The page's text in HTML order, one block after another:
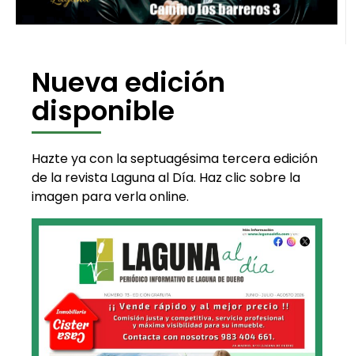
Nueva edición
disponible
Hazte ya con la septuagésima tercera edición
de la revista Laguna al Día. Haz clic sobre la
imagen para verla online.